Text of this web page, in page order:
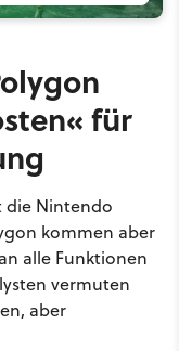
für
die Nintendo
kommen aber
alle Funktionen
vermuten
aber